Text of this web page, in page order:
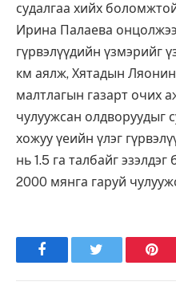
судалгаа хийх
Ирина Палаева
гүрвэлүүдийн үзмэрийг
км аялж, Хятадын
малтлагын газарт очих
чулуужсан олдворуудыг
хожуу үеийн үлэг
нь 1.5 га талбайг
2000 мянга гаруй
FacebookTwitter